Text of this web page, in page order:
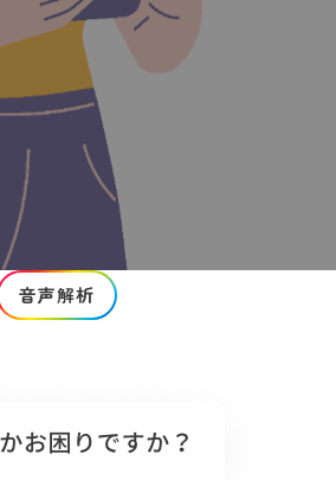
音声解析